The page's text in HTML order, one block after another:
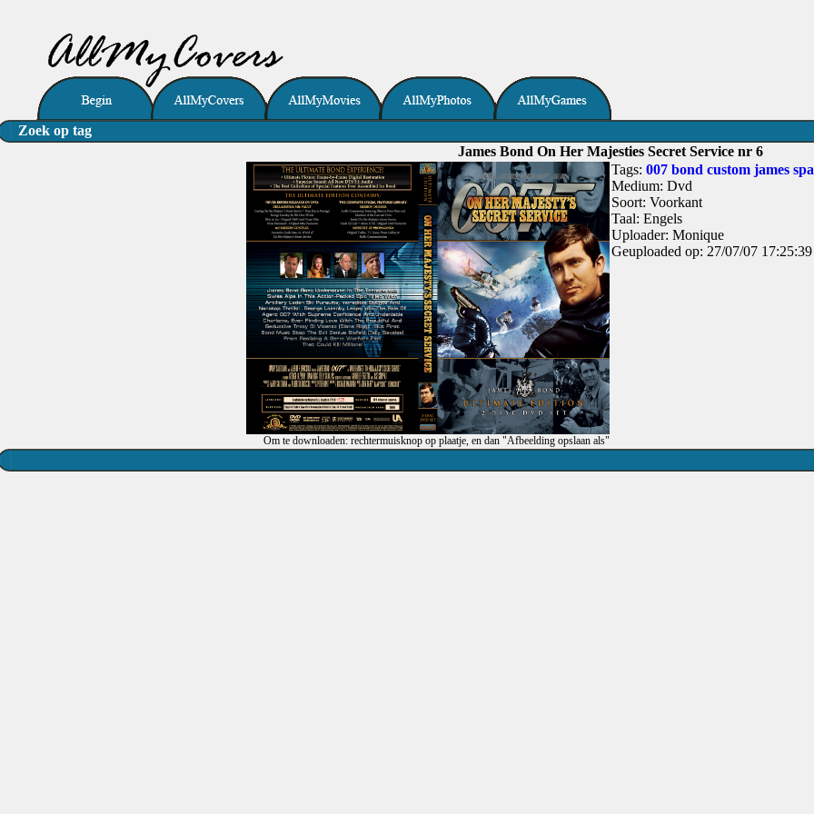
Zoek op tag
James Bond On Her Majesties Secret Service nr 6
Om te downloaden: rechtermuisknop op plaatje, en dan "Afbeelding opslaan als"
Tags: 007 bond custom james
Medium: Dvd
Soort: Voorkant
Taal: Engels
Uploader: Monique
Geuploaded op: 27/07/07 17:25:39